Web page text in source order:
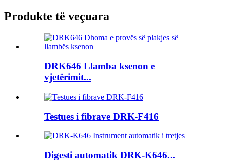
Produkte të veçuara
DRK646 Llamba ksenon e
vjetërimit...
Testues i fibrave DRK-F416
Digesti automatik DRK-K646...